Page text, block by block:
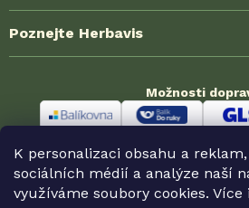
K personalizaci obsahu a
sociálních médií a analýze naší
využíváme soubory cookies.
Možnosti dopravy
Jak nakoupit?
Ochrana soukromí (GDPR)
Reklamace a vrácení
Odstoupení od smlouvy
Blog ze světa bylinek
Časté dotazy (FAQ)
Velkoobchodní spolupráce
Poznejte Herbavis
Kontakt
Možnosti
Možnosti